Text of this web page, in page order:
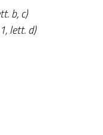
b, c)
lett. d)